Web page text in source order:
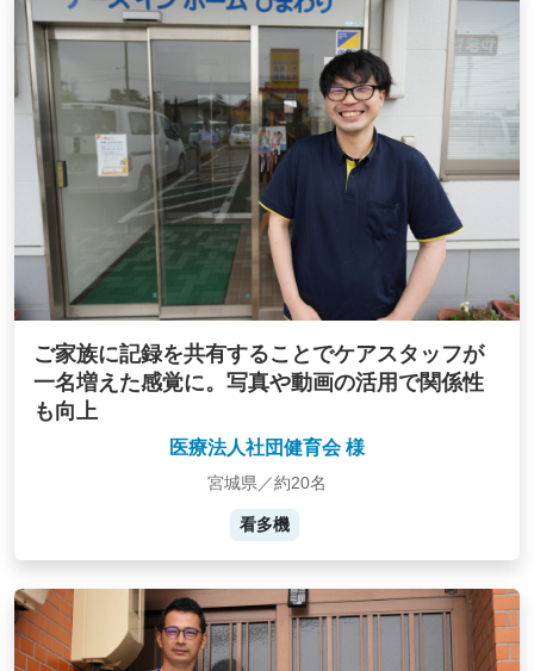
ご家族に記録を共有することでケアスタッフが
一名増えた感覚に。写真や動画の活用で関係性
も向上
医療法人社団健育会 様
宮城県／約20名
看多機